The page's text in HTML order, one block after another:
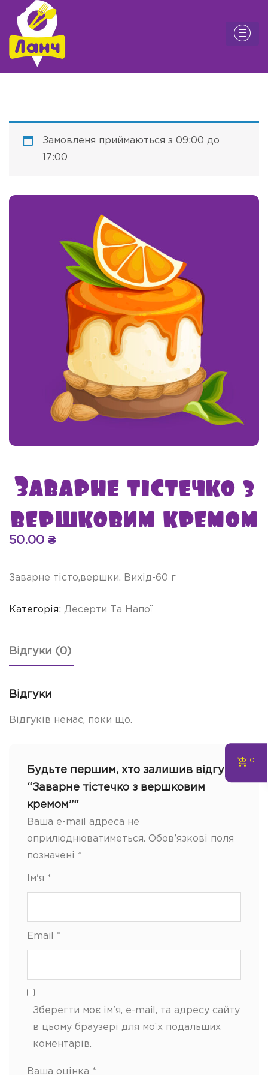
Замовленя приймаються з 09:00 до
17:00
Заварне тістечко з
вершковим кремом
50.00 ₴
Заварне тісто,вершки. Вихід-60 г
Категорія: Десерти Та Напої
Відгуки (0)
Відгуки
Відгуків немає, поки що.
Будьте першим, хто залишив відгук
“Заварне тістечко з вершковим
кремом”“
Ваша e-mail адреса не
оприлюднюватиметься. Обов’язкові поля
позначені *
Ім'я *
Email *
Зберегти моє ім'я, e-mail, та адресу сайту
в цьому браузері для моїх подальших
коментарів.
Ваша оцінка *
0